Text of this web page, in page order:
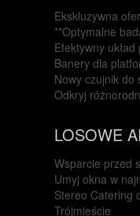
Ekskluzywna
**Optymalne
Efektywny
Banery dla
Nowy czujnik do
Odkryj
LOSOWE
Wsparcie przed
Umyj okna w
Stereo Catering
Trójmieście